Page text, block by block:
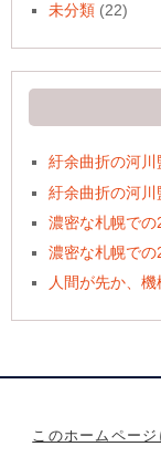
未分類 (22)
紆余曲折の河川
紆余曲折の河川
濃密な札幌での
濃密な札幌での
人間が先か、機
このホームペー